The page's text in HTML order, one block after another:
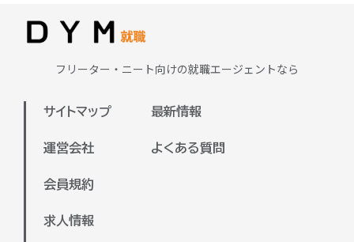
える可能性が高いです。
まずは、ご自身が興味のある業界や、今
とで、より適した求人を見つけやすくな
一緒に、希望や目標を整理しながら進め
キャリアアドバイザーと面談していただ
いた上で、あなたに合った企業をご紹介
対応しておりますので、地方の方の就職
支援も可能でございます。
ぜひお気軽にご参加ください。
フリーター・ニート向けの就職エージェントなら
サイトマップ
運営会社
会員規約
求人情報
最新情報
よくある質問